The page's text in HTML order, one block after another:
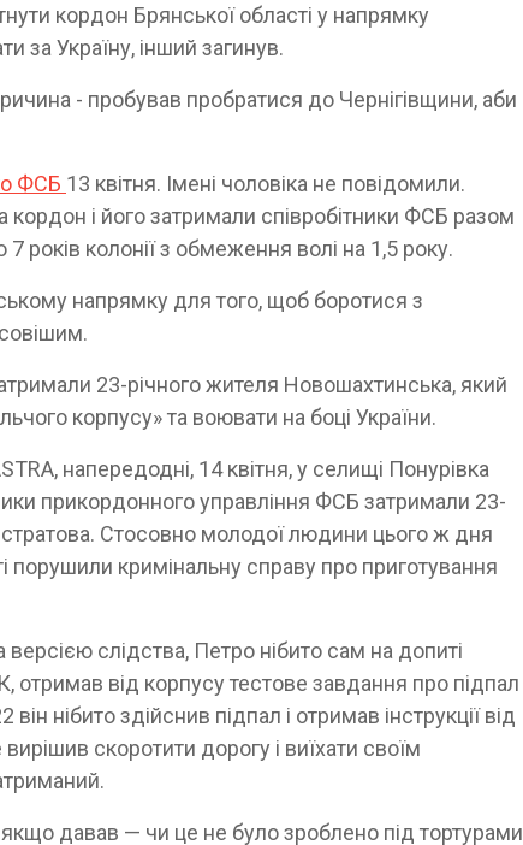
кордон Брянської області у напрямку
за Україну, інший загинув.
- пробував пробратися до Чернігівщини, аби
ФСБ 13 квітня. Імені чоловіка не повідомили.
і його затримали співробітники ФСБ разом
років колонії з обмеження волі на 1,5 року.
напрямку для того, щоб боротися з
23-річного жителя Новошахтинська, який
корпусу» та воювати на боці України.
напередодні, 14 квітня, у селищі Понурівка
прикордонного управління ФСБ затримали 23-
Стосовно молодої людини цього ж дня
порушили кримінальну справу про приготування
версією слідства, Петро нібито сам на допиті
отримав від корпусу тестове завдання про підпал
нібито здійснив підпал і отримав інструкції від
скоротити дорогу і виїхати своїм
давав — чи це не було зроблено під тортурами